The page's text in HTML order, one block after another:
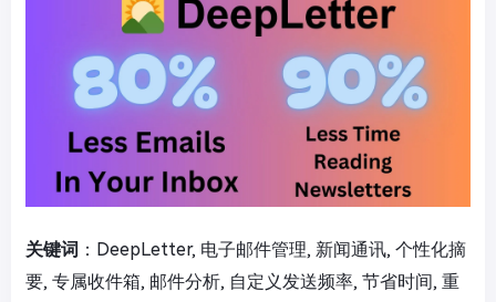
关键词 ：DeepLetter, 电子邮件管理, 新闻通讯, 个性化摘
要, 专属收件箱, 邮件分析, 自定义发送频率, 节省时间, 重